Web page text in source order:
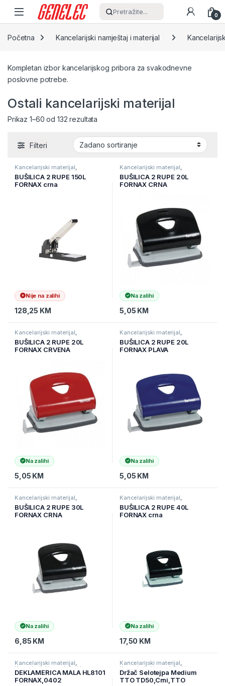
Skip to navigation
Skip to content
Pretražite... 0
Početna Kancelarijski namještaj i materijal
Kompletan izbor kancelarijskog pribora za svakodnevne
poslovne potrebe.
Ostali kancelarijski materijal
Prikaz 1–60 od 132 rezultata
Filteri
Kancelarijski materijal,
Kancelarijski namještaj i
materijal,Ostali kancelarijski
materijal
BUŠILICA 2 RUPE 150L
FORNAX crna
Nije na zalihi
128,25 KM
Kancelarijski materijal,
Kancelarijski namještaj i
materijal,Ostali kancelarijski
materijal
BUŠILICA 2 RUPE 20L
FORNAX CRNA
Na zalihi
5,05 KM
Kancelarijski materijal,
Kancelarijski namještaj i
materijal,Ostali kancelarijski
materijal
BUŠILICA 2 RUPE 20L
FORNAX CRVENA
Na zalihi
5,05 KM
Kancelarijski materijal,
Kancelarijski namještaj i
materijal,Ostali kancelarijski
materijal
BUŠILICA 2 RUPE 20L
FORNAX PLAVA
Na zalihi
5,05 KM
Kancelarijski materijal,
Kancelarijski namještaj i
materijal,Ostali kancelarijski
materijal
BUŠILICA 2 RUPE 30L
FORNAX CRNA
Na zalihi
6,85 KM
Kancelarijski materijal,
Kancelarijski namještaj i
materijal,Ostali kancelarijski
materijal
BUŠILICA 2 RUPE 40L
FORNAX crna
Na zalihi
17,50 KM
Kancelarijski materijal,
Kancelarijski namještaj i
materijal,Ostali kancelarijski
materijal
DEKLAMERICA MALA HL8101
FORNAX,0402
Kancelarijski materijal,
Kancelarijski namještaj i
materijal,Ostali kancelarijski
materijal
Držač Selotejpa Medium
TTO TD50,Crni,TTO